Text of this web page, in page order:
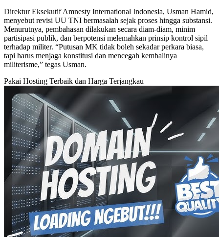
Direktur Eksekutif Amnesty International Indonesia, Usman Hamid,
menyebut revisi UU TNI bermasalah sejak proses hingga substansi.
Menurutnya, pembahasan dilakukan secara diam-diam, minim
partisipasi publik, dan berpotensi melemahkan prinsip kontrol sipil
terhadap militer. “Putusan MK tidak boleh sekadar perkara biasa,
tapi harus menjaga konstitusi dan mencegah kembalinya
militerisme,” tegas Usman.
Pakai Hosting Terbaik dan Harga Terjangkau